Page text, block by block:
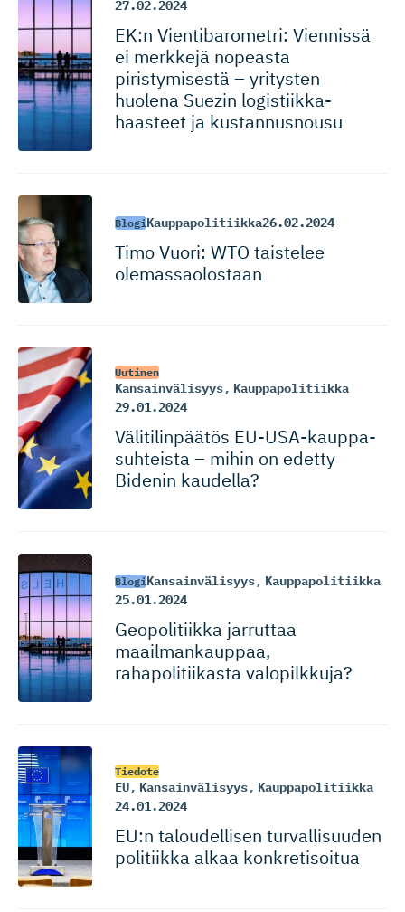
27.02.2024
EK:n Vientibaro­metri: Viennissä
ei merkkejä nopeasta
piristymisestä – yritysten
huolena Suezin logistiik­ka­
haasteet ja kustannusnousu
BlogiKauppapolitiikka26.02.2024
Timo Vuori: WTO taistelee
olemassao­lostaan
Uutinen
Kansainvälisyys, Kauppapolitiikka
29.01.2024
Välitilin­päätös EU-USA-kaup­pa­
suh­teista – mihin on edetty
Bidenin kaudella?
BlogiKansainvälisyys, Kauppapolitiikka
25.01.2024
Geopolitiikka jarruttaa
maailmankauppaa,
rahapolitiikasta valopilkkuja?
Tiedote
EU, Kansainvälisyys, Kauppapolitiikka
24.01.2024
EU:n taloudellisen turvallisuuden
politiikka alkaa konkretisoitua